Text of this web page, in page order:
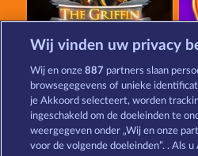
The Griffin
Wij vinden uw privacy
Wij en onze887 partners slaan
browsegegevens of unieke
je Akkoord selecteert, worden
ingeschakeld om de doeleinden te
weergegeven onder „Wij en onze
voor de volgende doeleinden”. . Als